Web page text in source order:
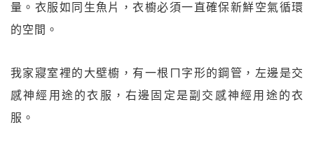
量。衣服如同生魚片，衣櫥必須一直確保新鮮空氣循環
的空間。
我家寢室裡的大壁櫥，有一根ㄇ字形的鋼管，左邊是交
感神經用途的衣服，右邊固定是副交感神經用途的衣
服。